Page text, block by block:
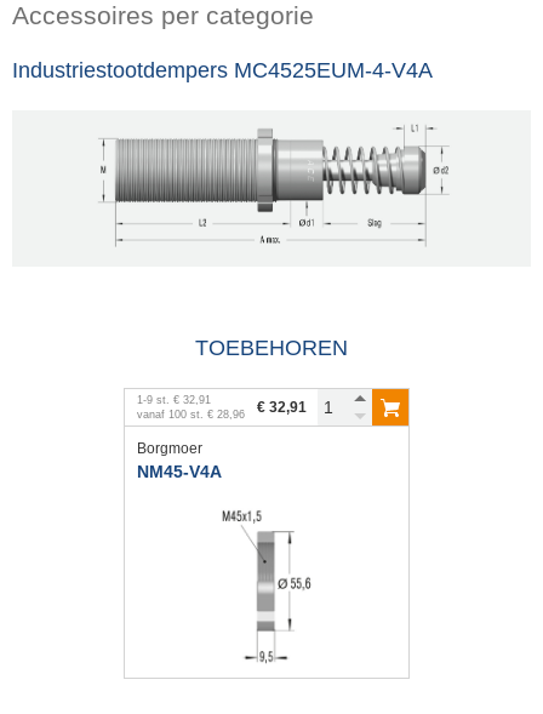
Accessoires per categorie
Industriestootdempers MC4525EUM-4-V4A
TOEBEHOREN
1-9 st. € 32,91
vanaf 100 st. € 28,96 € 32,91
Borgmoer
NM45-V4A